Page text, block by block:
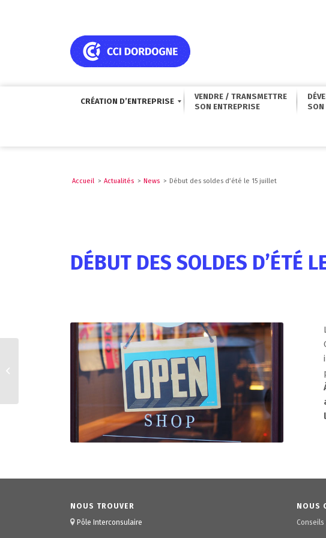
CRÉATION D’ENTREPRISE
VENDRE / TRANSMETTRE
Accueil > Actualités > News > Début des soldes d’été le 15 juillet
DÉBUT DES SOLDES D’ÉTÉ
NOUS TROUVER
Pôle Interconsulaire
NOUS
REPORT D’ÉCHÉANCE